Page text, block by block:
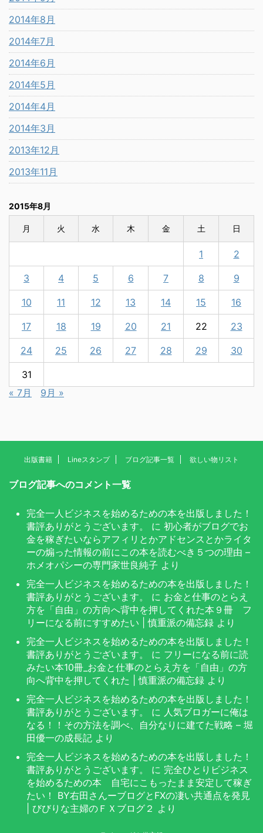
2014年8月
2014年7月
2014年6月
2014年5月
2014年4月
2014年3月
2013年12月
2013年11月
2015年8月
月 火 水 木 金 土 日
1 2
3 4 5 6 7 8 9
10 11 12 13 14 15 16
17 18 19 20 21 22 23
24 25 26 27 28 29 30
31
« 7月
9月 »
出版書籍 Lineスタンプ ブログ記事一覧 欲しい物リスト
ブログ記事へのコメント一覧
完全一人ビジネスを始めるための本を出版しました！
書評ありがとうございます。
に 初心者がブログでお
金を稼ぎたいならアフィリとかアドセンスとかライタ
ーの煽った情報の前にこの本を読むべき５つの理由 –
ホメオパシーの専門家世良純子 より
完全一人ビジネスを始めるための本を出版しました！
書評ありがとうございます。
に お金と仕事のとらえ
方を「自由」の方向へ背中を押してくれた本９冊 フ
リーになる前にすすめたい | 慎重派の備忘録 より
完全一人ビジネスを始めるための本を出版しました！
書評ありがとうございます。
に フリーになる前に読
みたい本10冊_お金と仕事のとらえ方を「自由」の方
向へ背中を押してくれた | 慎重派の備忘録 より
完全一人ビジネスを始めるための本を出版しました！
書評ありがとうございます。
に 人気ブロガーに俺は
なる！！その方法を調べ、自分なりに建てた戦略 – 堀
田優一の成長記 より
完全一人ビジネスを始めるための本を出版しました！
書評ありがとうございます。
に 完全ひとりビジネス
を始めるための本 自宅にこもったまま安定して稼ぎ
たい！ BY右田さんーブログとFXの凄い共通点を発見
| びびりな主婦のＦＸブログ２ より